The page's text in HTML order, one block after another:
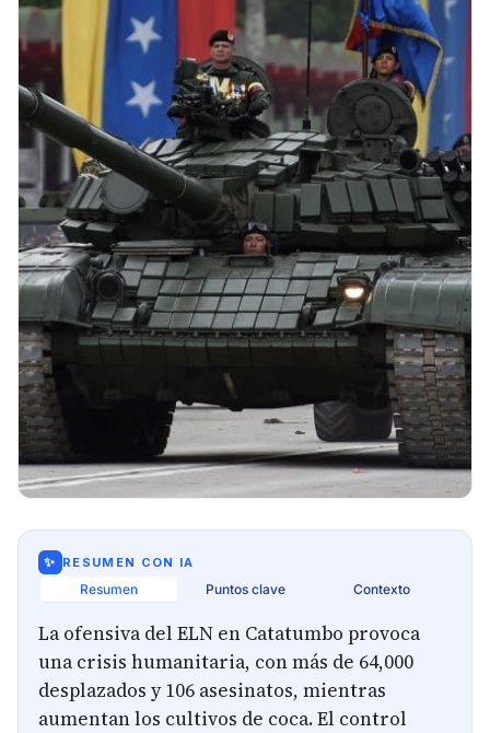
✨ RESUMEN CON IA
Resumen Puntos clave Contexto
La ofensiva del ELN en Catatumbo provoca
una crisis humanitaria, con más de 64,000
desplazados y 106 asesinatos, mientras
aumentan los cultivos de coca. El control